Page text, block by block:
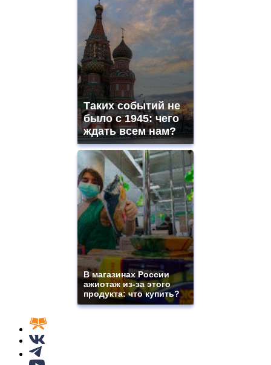
Таких событий не
было с 1945: чего
ждать всем нам?
В магазинах России
ажиотаж из-за этого
продукта: что купить?